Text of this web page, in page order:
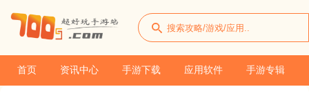
首页 资讯中心 手游下载 应用软件 手游专辑